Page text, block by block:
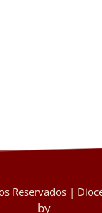
Reservados |
by